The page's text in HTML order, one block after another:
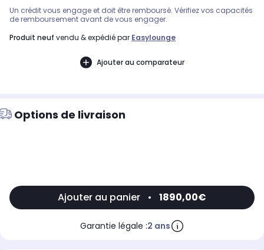
Un crédit vous engage et doit être remboursé. Vérifiez vos capacités
de remboursement avant de vous engager.
produit neuf vendu & expédié par Easylounge
Ajouter au comparateur
Options de livraison
Ajouter au panier • 1890,00€
Garantie légale :2 ans